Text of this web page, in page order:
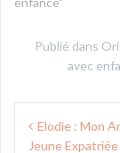
Publié dans
avec
Navigation
Elodie : Mon
Jeune